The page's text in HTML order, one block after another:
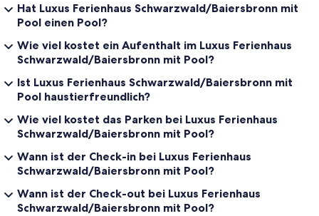
Hat Luxus Ferienhaus Schwarzwald/Baiersbronn mit
Pool einen Pool?
Wie viel kostet ein Aufenthalt im Luxus Ferienhaus
Schwarzwald/Baiersbronn mit Pool?
Ist Luxus Ferienhaus Schwarzwald/Baiersbronn mit
Pool haustierfreundlich?
Wie viel kostet das Parken bei Luxus Ferienhaus
Schwarzwald/Baiersbronn mit Pool?
Wann ist der Check-in bei Luxus Ferienhaus
Schwarzwald/Baiersbronn mit Pool?
Wann ist der Check-out bei Luxus Ferienhaus
Schwarzwald/Baiersbronn mit Pool?